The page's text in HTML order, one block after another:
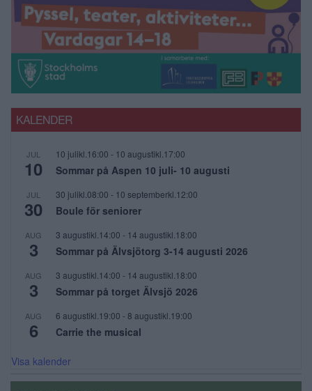
KALENDER
JUL
10
10 julikl.16:00 - 10 augustikl.17:00
Sommar på Aspen 10 juli- 10 augusti
JUL
30
30 julikl.08:00 - 10 septemberkl.12:00
Boule för seniorer
AUG
3
3 augustikl.14:00 - 14 augustikl.18:00
Sommar på Älvsjötorg 3-14 augusti 2026
AUG
3
3 augustikl.14:00 - 14 augustikl.18:00
Sommar på torget Älvsjö 2026
AUG
6
6 augustikl.19:00 - 8 augustikl.19:00
Carrie the musical
Visa kalender